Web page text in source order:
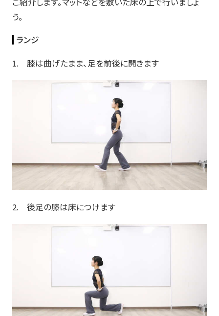
う。
ランジ
1. 膝は曲げたまま、足を前後に開きます
2. 後足の膝は床につけます